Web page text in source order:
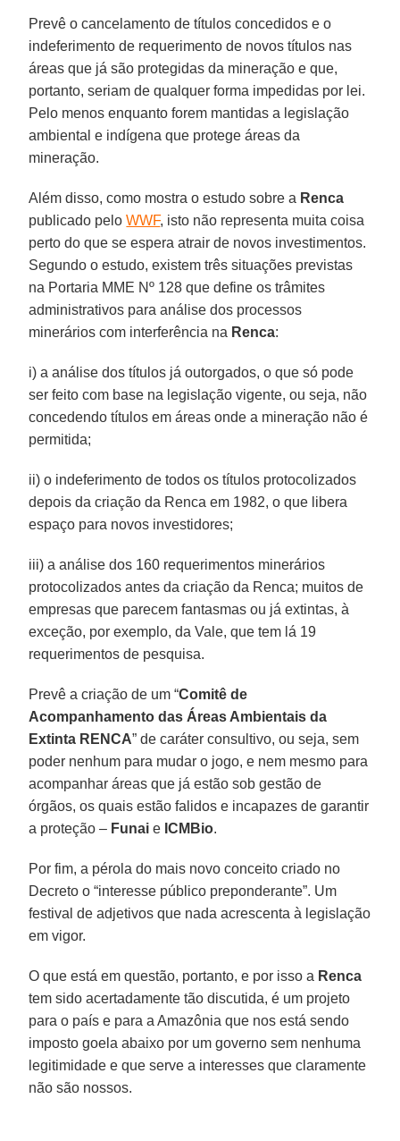
Prevê o cancelamento de títulos concedidos e o
indeferimento de requerimento de novos títulos nas
áreas que já são protegidas da mineração e que,
portanto, seriam de qualquer forma impedidas por lei.
Pelo menos enquanto forem mantidas a legislação
ambiental e indígena que protege áreas da
mineração.
Além disso, como mostra o estudo sobre a Renca
publicado peloWWF, isto não representa muita coisa
perto do que se espera atrair de novos investimentos.
Segundo o estudo, existem três situações previstas
na Portaria MME Nº 128 que define os trâmites
administrativos para análise dos processos
minerários com interferência na Renca:
i) a análise dos títulos já outorgados, o que só pode
ser feito com base na legislação vigente, ou seja, não
concedendo títulos em áreas onde a mineração não é
permitida;
ii) o indeferimento de todos os títulos protocolizados
depois da criação da Renca em 1982, o que libera
espaço para novos investidores;
iii) a análise dos 160 requerimentos minerários
protocolizados antes da criação da Renca; muitos de
empresas que parecem fantasmas ou já extintas, à
exceção, por exemplo, da Vale, que tem lá 19
requerimentos de pesquisa.
Prevê a criação de um “Comitê de
Acompanhamento das Áreas Ambientais da
Extinta RENCA” de caráter consultivo, ou seja, sem
poder nenhum para mudar o jogo, e nem mesmo para
acompanhar áreas que já estão sob gestão de
órgãos, os quais estão falidos e incapazes de garantir
a proteção – Funai e ICMBio.
Por fim, a pérola do mais novo conceito criado no
Decreto o “interesse público preponderante”. Um
festival de adjetivos que nada acrescenta à legislação
em vigor.
O que está em questão, portanto, e por isso a Renca
tem sido acertadamente tão discutida, é um projeto
para o país e para a Amazônia que nos está sendo
imposto goela abaixo por um governo sem nenhuma
legitimidade e que serve a interesses que claramente
não são nossos.